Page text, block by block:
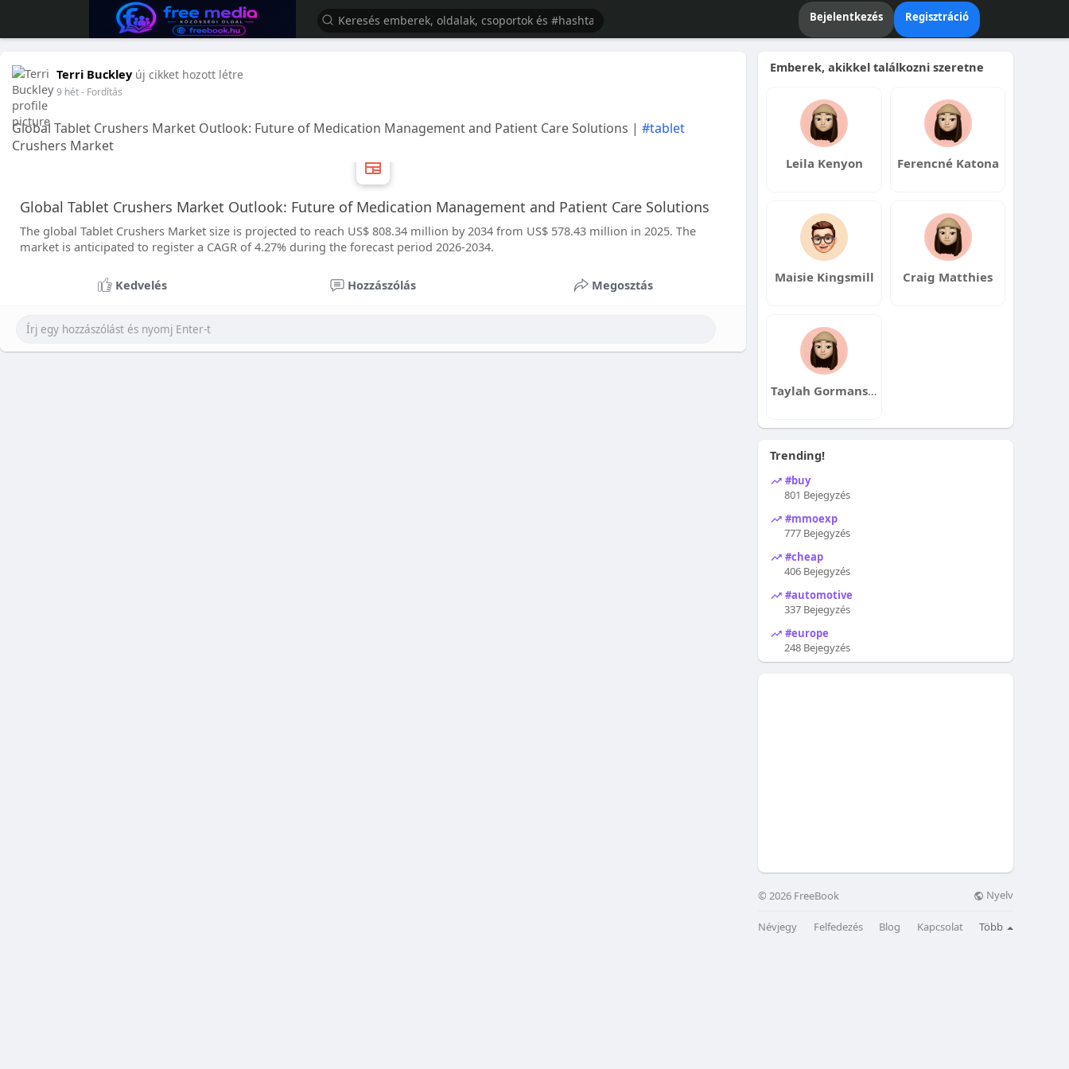
Bejelentkezés Regisztráció
Terri Buckley új cikket hozott létre
9 hét- Fordítás
Global Tablet Crushers Market Outlook: Future of Medication Management and Patient Care Solutions | #tablet
Crushers Market
Global Tablet Crushers Market Outlook: Future of Medication Management and Patient Care Solutions
The global Tablet Crushers Market size is projected to reach US$ 808.34 million by 2034 from US$ 578.43 million in 2025. The
market is anticipated to register a CAGR of 4.27% during the forecast period 2026-2034.
Kedvelés Hozzászólás Megosztás
Emberek, akikkel találkozni szeretne
Leila Kenyon Ferencné Katona
Maisie Kingsmill Craig Matthies
Taylah Gormanston
Trending!
#buy
801 Bejegyzés
#mmoexp
777 Bejegyzés
#cheap
406 Bejegyzés
#automotive
337 Bejegyzés
#europe
248 Bejegyzés
© 2026 FreeBook Nyelv
Névjegy Felfedezés Blog Kapcsolat Több